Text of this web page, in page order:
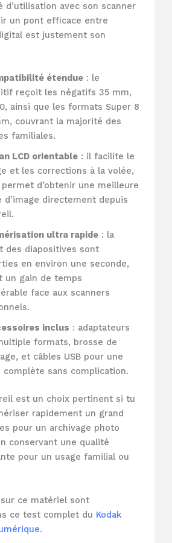
d’utilisation avec son scanner
un pont efficace entre
est justement son
étendue: le
reçoit les négatifs 35 mm,
ainsi que les formats Super 8
couvrant la majorité des
familiales.
LCD orientable: il facilite le
et les corrections à la volée,
d’obtenir une meilleure
d’image directement depuis
ultra rapide: la
des diapositives sont
en environ une seconde,
un gain de temps
face aux scanners
inclus : adaptateurs
formats, brosse de
et câbles USB pour une
complète sans complication.
est un choix pertinent si tu
rapidement un grand
pour un archivage photo
conservant une qualité
pour un usage familial ou
ce matériel sont
ce test complet du Kodak
.